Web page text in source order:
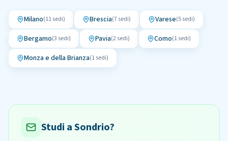
Milano(11sedi) Brescia(7sedi) Varese(5sedi)
Bergamo(3 sedi) Pavia(2sedi) Como(1sedi)
Monza e della Brianza(1sedi)
Studi a Sondrio?